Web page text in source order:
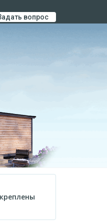
вопрос